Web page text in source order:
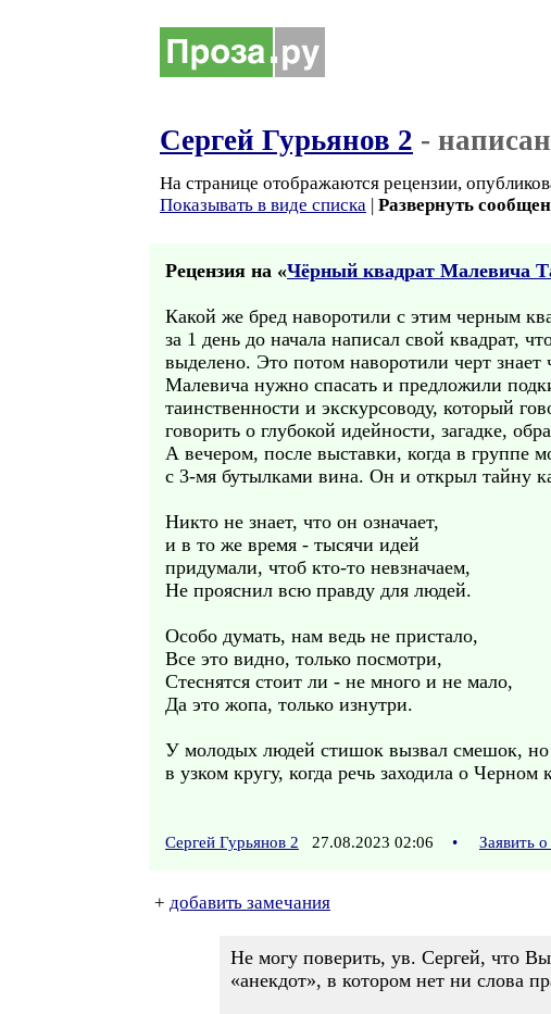
Сергей Гурьянов 2 -
На странице отображаются рецензии,
Показывать в виде списка | Развернуть
Рецензия на «Чёрный квадрат Малевича
Какой же бред наворотили с этим черным
за 1 день до начала написал свой квадрат,
выделено. Это потом наворотили черт
Малевича нужно спасать и предложили
таинственности и экскурсоводу, который
говорить о глубокой идейности, загадке,
А вечером, после выставки, когда в группе
с 3-мя бутылками вина. Он и открыл тайну
Никто не знает, что он означает,
и в то же время - тысячи идей
придумали, чтоб кто-то невзначаем,
Не прояснил всю правду для людей.
Особо думать, нам ведь не пристало,
Все это видно, только посмотри,
Стеснятся стоит ли - не много и не мало,
Да это жопа, только изнутри.
У молодых людей стишок вызвал смешок, но
в узком кругу, когда речь заходила о
Сергей Гурьянов 2 27.08.2023 02:06 • Заявить
+ добавить замечания
Не могу поверить, ув. Сергей, что
«анекдот», в котором нет ни слова